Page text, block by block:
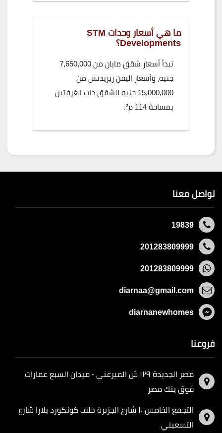
ما هي أسعار وحدات STM
Developments؟
تبدأ أسعار شقق مايان من 7,650,000
جنيه، وأسعار اليفن ريزيدنس من
15,000,000 جنيه للشقق ذات الغرفتين
بمساحة 114 م².
تواصل معنا
19839
201283809999
201283809999
diarnaa@gmail.com
diarnanewhomes
فروعنا
مصر الجديدة ١٢٩ ش الميرغني - ميدان السبع عمارات
فوق بنك مصر
التجمع الخامس ١٠ شارع الجزيرة خلف كونكورد بلازا شارع
التسعيني